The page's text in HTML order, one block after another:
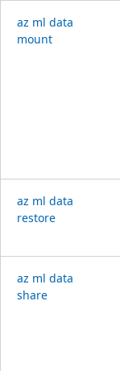
az ml data
mount
az ml data
restore
az ml data
share